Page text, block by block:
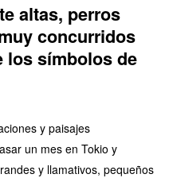
altas, perros
concurridos
los símbolos de
y paisajes
un mes en Tokio y
y llamativos, pequeños